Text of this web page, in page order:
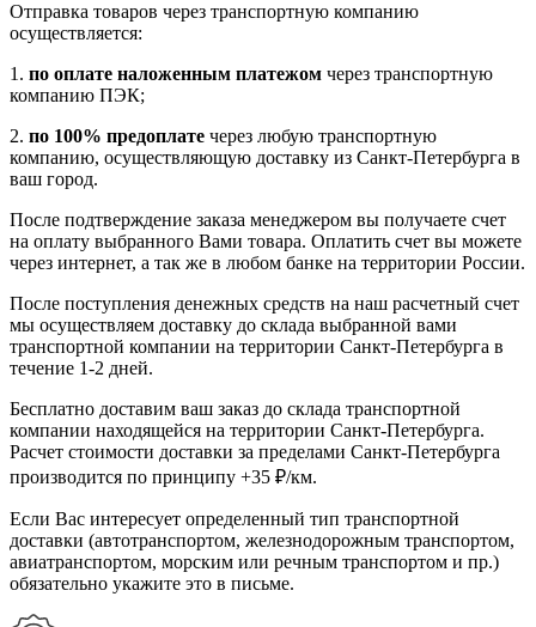
Отправка товаров через транспортную компанию
осуществляется:
1. по оплате наложенным платежом через транспортную
компанию ПЭК;
2. по 100% предоплате через любую транспортную
компанию, осуществляющую доставку из Санкт-Петербурга в
ваш город.
После подтверждение заказа менеджером вы получаете счет
на оплату выбранного Вами товара. Оплатить счет вы можете
через интернет, а так же в любом банке на территории России.
После поступления денежных средств на наш расчетный счет
мы осуществляем доставку до склада выбранной вами
транспортной компании на территории Санкт-Петербурга в
течение 1-2 дней.
Бесплатно доставим ваш заказ до склада транспортной
компании находящейся на территории Санкт-Петербурга.
Расчет стоимости доставки за пределами Санкт-Петербурга
производится по принципу +35 ₽/км.
Если Вас интересует определенный тип транспортной
доставки (автотранспортом, железнодорожным транспортом,
авиатранспортом, морским или речным транспортом и пр.)
обязательно укажите это в письме.